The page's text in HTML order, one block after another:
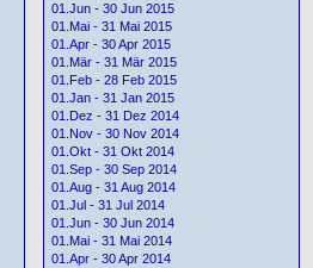
01.Jun - 30 Jun 2015
01.Mai - 31 Mai 2015
01.Apr - 30 Apr 2015
01.Mär - 31 Mär 2015
01.Feb - 28 Feb 2015
01.Jan - 31 Jan 2015
01.Dez - 31 Dez 2014
01.Nov - 30 Nov 2014
01.Okt - 31 Okt 2014
01.Sep - 30 Sep 2014
01.Aug - 31 Aug 2014
01.Jul - 31 Jul 2014
01.Jun - 30 Jun 2014
01.Mai - 31 Mai 2014
01.Apr - 30 Apr 2014